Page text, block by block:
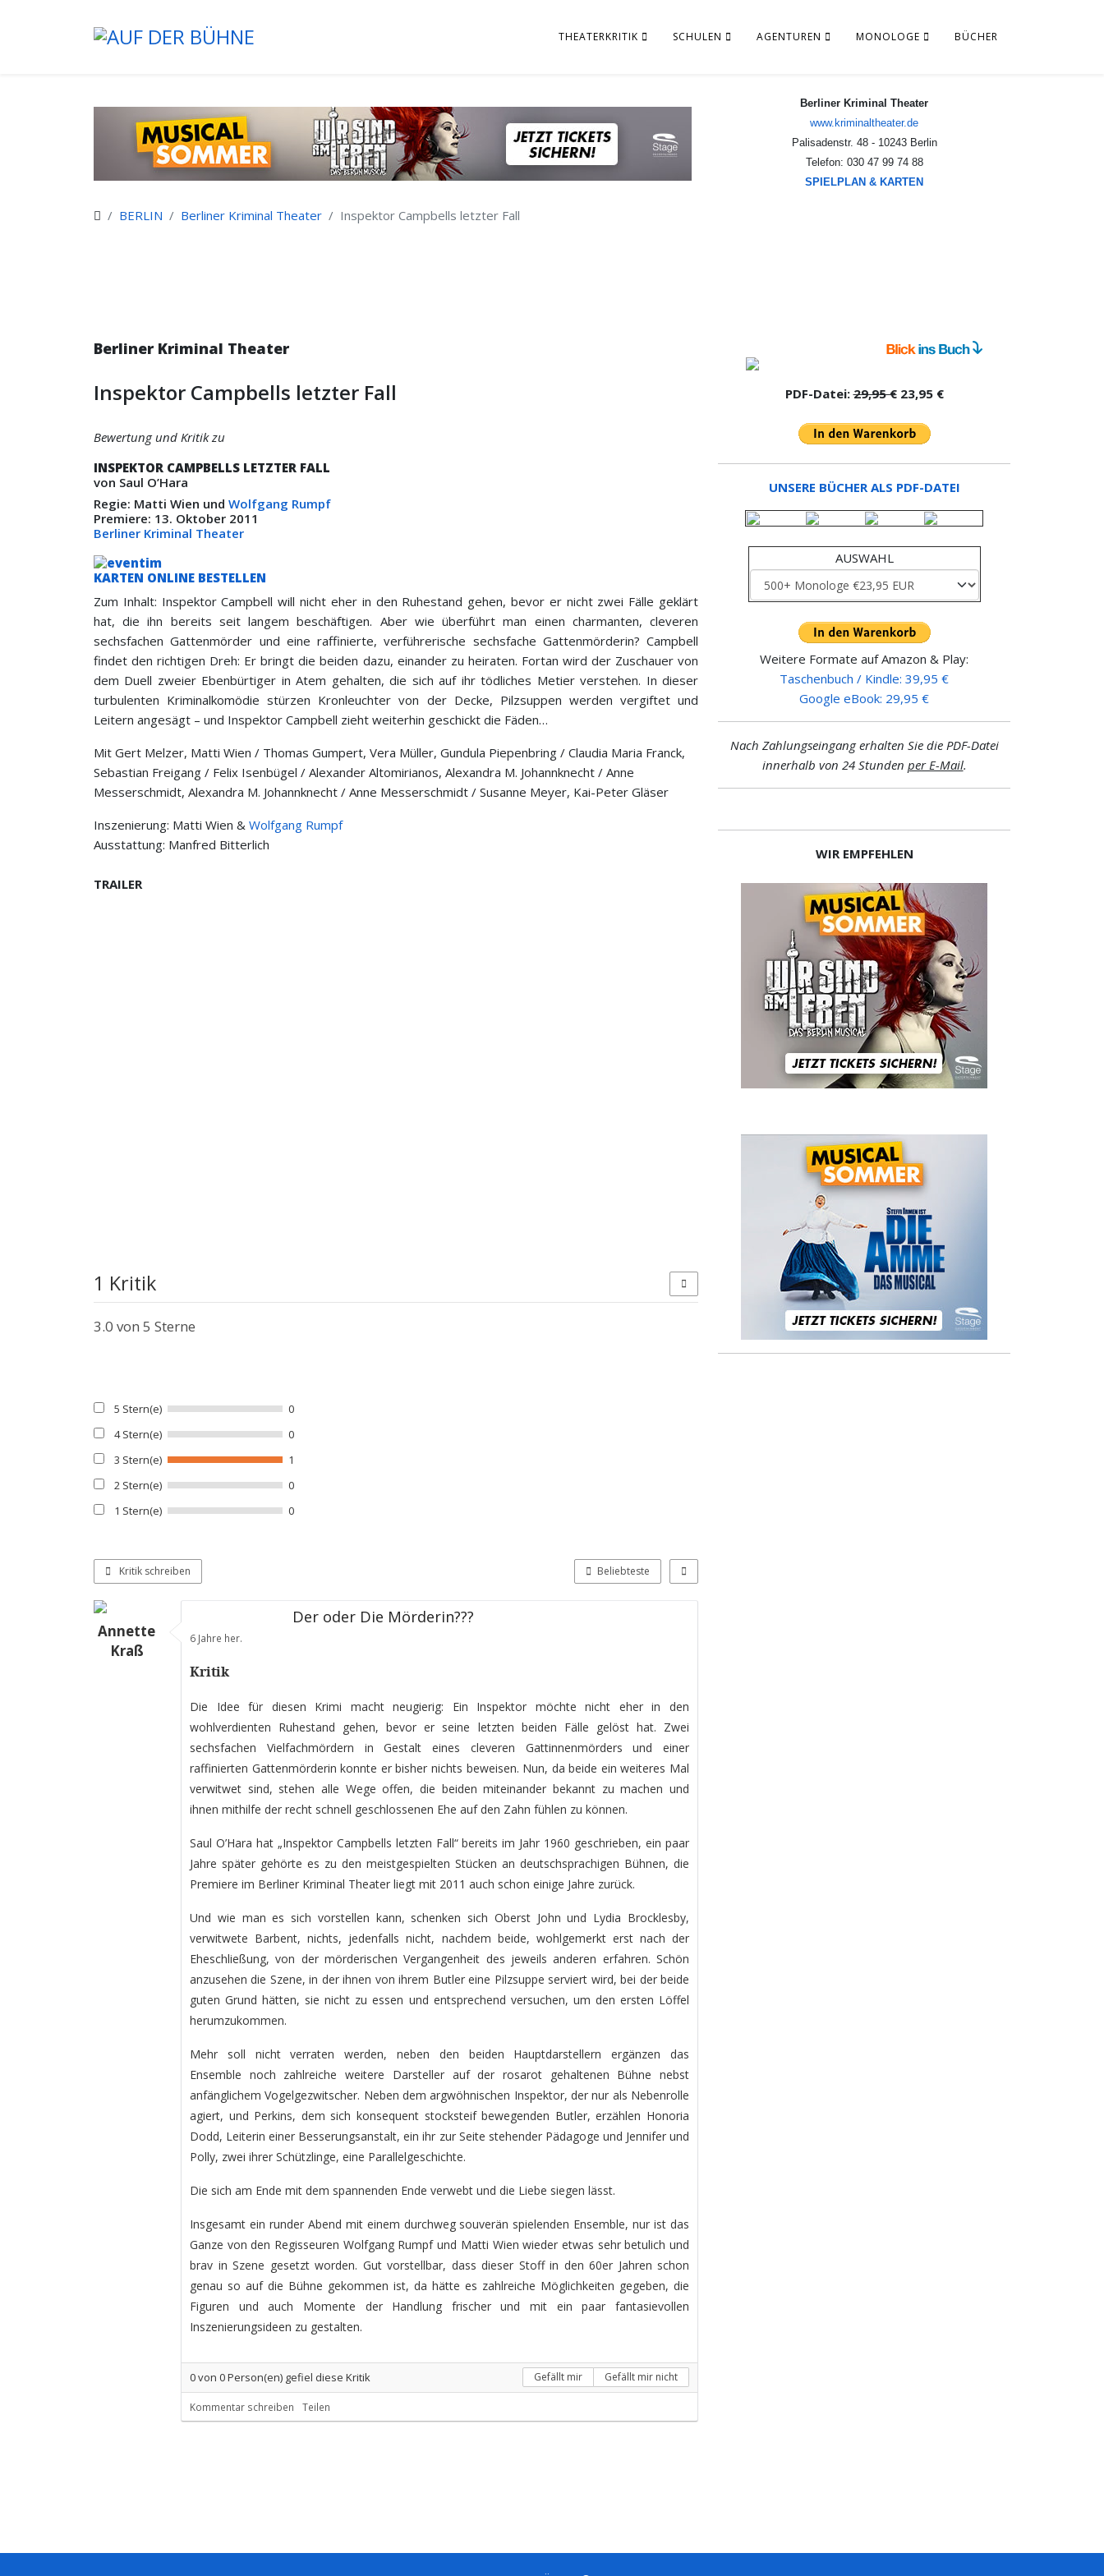
THEATERKRITIK SCHULEN AGENTUREN MONOLOGE BÜCHER
Berliner Kriminal Theater
www.kriminaltheater.de
Palisadenstr. 48 - 10243 Berlin
Telefon: 030 47 99 74 88
SPIELPLAN & KARTEN
BERLIN Berliner Kriminal Theater Inspektor Campbells letzter Fall
Berliner Kriminal Theater
Inspektor Campbells letzter Fall
Bewertung und Kritik zu
INSPEKTOR CAMPBELLS LETZTER FALL
von Saul O’Hara
Regie: Matti Wien und Wolfgang Rumpf
Premiere: 13. Oktober 2011
Berliner Kriminal Theater
KARTEN ONLINE BESTELLEN
Zum Inhalt: Inspektor Campbell will nicht eher in den Ruhestand gehen, bevor er nicht zwei Fälle geklärt
hat, die ihn bereits seit langem beschäftigen. Aber wie überführt man einen charmanten, cleveren
sechsfachen Gattenmörder und eine raffinierte, verführerische sechsfache Gattenmörderin? Campbell
findet den richtigen Dreh: Er bringt die beiden dazu, einander zu heiraten. Fortan wird der Zuschauer von
dem Duell zweier Ebenbürtiger in Atem gehalten, die sich auf ihr tödliches Metier verstehen. In dieser
turbulenten Kriminalkomödie stürzen Kronleuchter von der Decke, Pilzsuppen werden vergiftet und
Leitern angesägt – und Inspektor Campbell zieht weiterhin geschickt die Fäden…
Mit Gert Melzer, Matti Wien / Thomas Gumpert, Vera Müller, Gundula Piepenbring / Claudia Maria Franck,
Sebastian Freigang / Felix Isenbügel / Alexander Altomirianos, Alexandra M. Johannknecht / Anne
Messerschmidt, Alexandra M. Johannknecht / Anne Messerschmidt / Susanne Meyer, Kai-Peter Gläser
Inszenierung: Matti Wien & Wolfgang Rumpf
Ausstattung: Manfred Bitterlich
TRAILER
1 Kritik
3.0 von 5 Sterne
5 Stern(e)
0
4 Stern(e)
0
3 Stern(e)
1
2 Stern(e)
0
1 Stern(e)
0
Kritik schreiben Beliebteste
Annette
Kraß
Der oder Die Mörderin???
6 Jahre her.
Kritik
Die Idee für diesen Krimi macht neugierig: Ein Inspektor möchte nicht eher in den
wohlverdienten Ruhestand gehen, bevor er seine letzten beiden Fälle gelöst hat. Zwei
sechsfachen Vielfachmördern in Gestalt eines cleveren Gattinnenmörders und einer
raffinierten Gattenmörderin konnte er bisher nichts beweisen. Nun, da beide ein weiteres Mal
verwitwet sind, stehen alle Wege offen, die beiden miteinander bekannt zu machen und
ihnen mithilfe der recht schnell geschlossenen Ehe auf den Zahn fühlen zu können.
Saul O’Hara hat „Inspektor Campbells letzten Fall“ bereits im Jahr 1960 geschrieben, ein paar
Jahre später gehörte es zu den meistgespielten Stücken an deutschsprachigen Bühnen, die
Premiere im Berliner Kriminal Theater liegt mit 2011 auch schon einige Jahre zurück.
Und wie man es sich vorstellen kann, schenken sich Oberst John und Lydia Brocklesby,
verwitwete Barbent, nichts, jedenfalls nicht, nachdem beide, wohlgemerkt erst nach der
Eheschließung, von der mörderischen Vergangenheit des jeweils anderen erfahren. Schön
anzusehen die Szene, in der ihnen von ihrem Butler eine Pilzsuppe serviert wird, bei der beide
guten Grund hätten, sie nicht zu essen und entsprechend versuchen, um den ersten Löffel
herumzukommen.
Mehr soll nicht verraten werden, neben den beiden Hauptdarstellern ergänzen das
Ensemble noch zahlreiche weitere Darsteller auf der rosarot gehaltenen Bühne nebst
anfänglichem Vogelgezwitscher. Neben dem argwöhnischen Inspektor, der nur als Nebenrolle
agiert, und Perkins, dem sich konsequent stocksteif bewegenden Butler, erzählen Honoria
Dodd, Leiterin einer Besserungsanstalt, ein ihr zur Seite stehender Pädagoge und Jennifer und
Polly, zwei ihrer Schützlinge, eine Parallelgeschichte.
Die sich am Ende mit dem spannenden Ende verwebt und die Liebe siegen lässt.
Insgesamt ein runder Abend mit einem durchweg souverän spielenden Ensemble, nur ist das
Ganze von den Regisseuren Wolfgang Rumpf und Matti Wien wieder etwas sehr betulich und
brav in Szene gesetzt worden. Gut vorstellbar, dass dieser Stoff in den 60er Jahren schon
genau so auf die Bühne gekommen ist, da hätte es zahlreiche Möglichkeiten gegeben, die
Figuren und auch Momente der Handlung frischer und mit ein paar fantasievollen
Inszenierungsideen zu gestalten.
0von 0Person(en) gefiel diese Kritik Gefällt mir Gefällt mir nicht
Kommentar schreiben Teilen
PDF-Datei:29,95 €23,95 €
UNSERE BÜCHER ALS PDF-DATEI
AUSWAHL
Weitere Formate auf Amazon & Play:
Taschenbuch / Kindle: 39,95 €
Google eBook: 29,95 €
Nach Zahlungseingang erhalten Sie die PDF-Datei
innerhalb von 24 Stunden per E-Mail.
WIR EMPFEHLEN